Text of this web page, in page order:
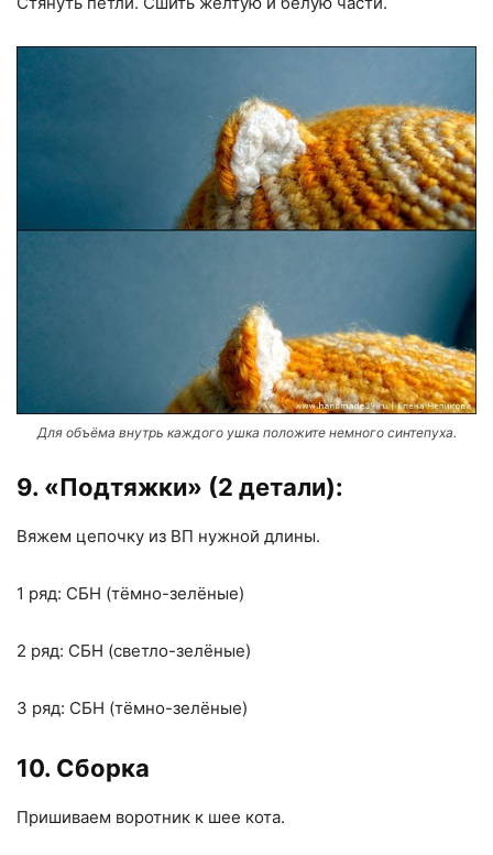
Для объёма внутрь каждого ушка положите немного синтепуха.
9. «Подтяжки» (2 детали):
Вяжем цепочку из ВП нужной длины.
1 ряд: СБН (тёмно-зелёные)
2 ряд: СБН (светло-зелёные)
3 ряд: СБН (тёмно-зелёные)
10. Сборка
Пришиваем воротник к шее кота.